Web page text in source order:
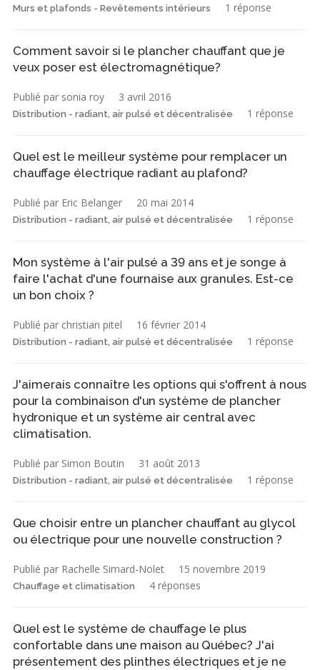
Murs et plafonds - Revêtements intérieurs 1 réponse
Comment savoir si le plancher chauffant que je
veux poser est électromagnétique?
Publié par sonia roy 3 avril 2016
Distribution - radiant, air pulsé et décentralisée 1 réponse
Quel est le meilleur système pour remplacer un
chauffage électrique radiant au plafond?
Publié par Eric Belanger 20 mai 2014
Distribution - radiant, air pulsé et décentralisée 1 réponse
Mon système à l'air pulsé a 39 ans et je songe à
faire l'achat d'une fournaise aux granules. Est-ce
un bon choix ?
Publié par christian pitel 16 février 2014
Distribution - radiant, air pulsé et décentralisée 1 réponse
J'aimerais connaître les options qui s'offrent à nous
pour la combinaison d'un système de plancher
hydronique et un système air central avec
climatisation.
Publié par Simon Boutin 31 août 2013
Distribution - radiant, air pulsé et décentralisée 1 réponse
Que choisir entre un plancher chauffant au glycol
ou électrique pour une nouvelle construction ?
Publié par Rachelle Simard-Nolet 15 novembre 2019
Chauffage et climatisation 4 réponses
Quel est le système de chauffage le plus
confortable dans une maison au Québec? J'ai
présentement des plinthes électriques et je ne